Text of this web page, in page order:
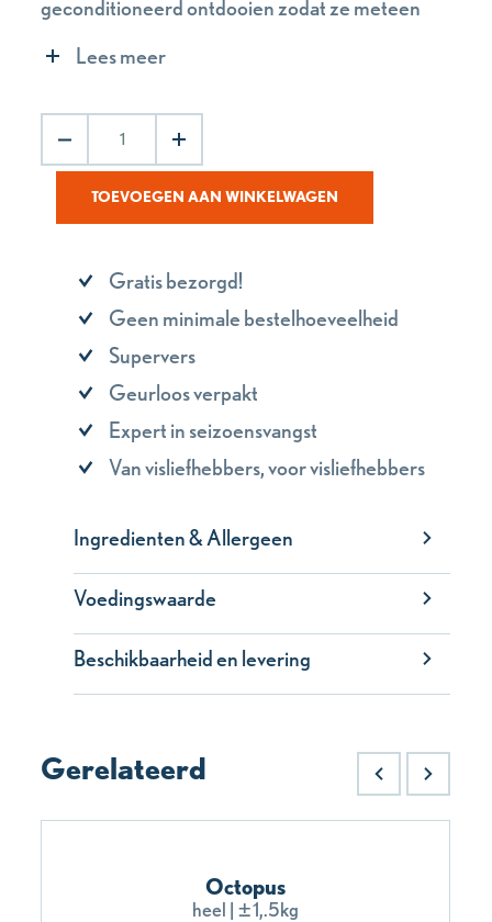
geconditioneerd ontdooien zodat ze meteen
want dan worden ze taai.
Lees meer
aantal
TOEVOEGEN AAN WINKELWAGEN
Gratis bezorgd!
Geen minimale bestelhoeveelheid
Supervers
Geurloos verpakt
Expert in seizoensvangst
Van visliefhebbers, voor visliefhebbers
Ingredienten & Allergeen
Voedingswaarde
Beschikbaarheid en levering
Gerelateerd
Octopus
heel | ±1,.5kg